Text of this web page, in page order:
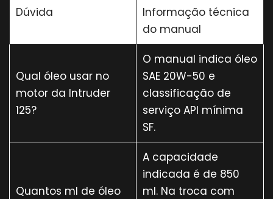
Dúvida
Informação técnica
do manual
Qual óleo usar no
motor da Intruder
125?
O manual indica óleo
SAE 20W-50 e
classificação de
serviço API mínima
SF.
Quantos ml de óleo
A capacidade
indicada é de 850
ml. Na troca com